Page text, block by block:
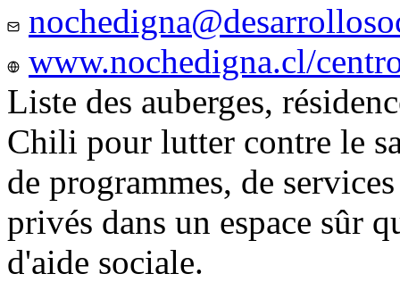
www.nochedigna.cl/
Liste des auberges,
Chili pour lutter contre le
de programmes, de
privés dans un espace sûr
d'aide sociale.